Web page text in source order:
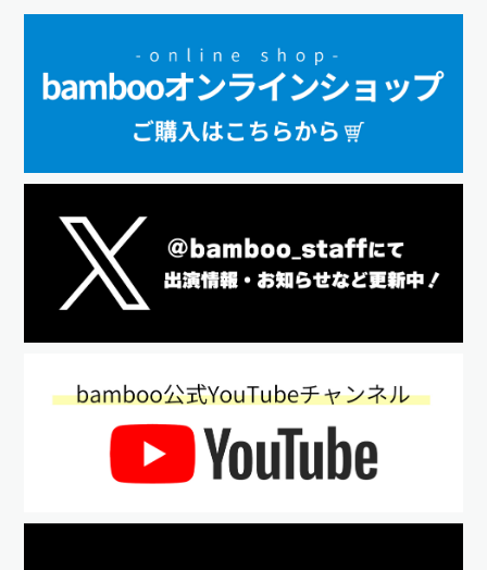
劇団6番シード「劇作家と小説家とシナリオライター」three役（シアター
RINCO PRODUCE STAGE「リミット・オブ・タイムラグ」平沢役（CBGKシ
ブゲキ!!）
2018年06月
2018年05月
『夏の夜の夢』ヘレナ役（座・高円寺2）
2018年03月
3人がよるしばい「3'sバーのブルームーン」1,000人動員記念公演（渋谷宮
2018年01月
「ゼロヨンヨンの終電車」横山瑞葉役（新宿村LIVE）
3人がよるしばい「3'sバーのブルームーン」（渋谷宮益坂バーキズキ）